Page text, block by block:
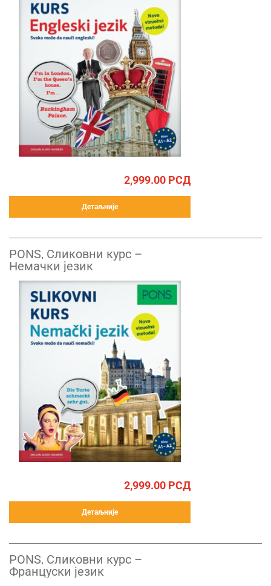
2,999.00 РСД
Детаљније
PONS, Сликовни курс –
Немачки језик
2,999.00 РСД
Детаљније
PONS, Сликовни курс –
Француски језик